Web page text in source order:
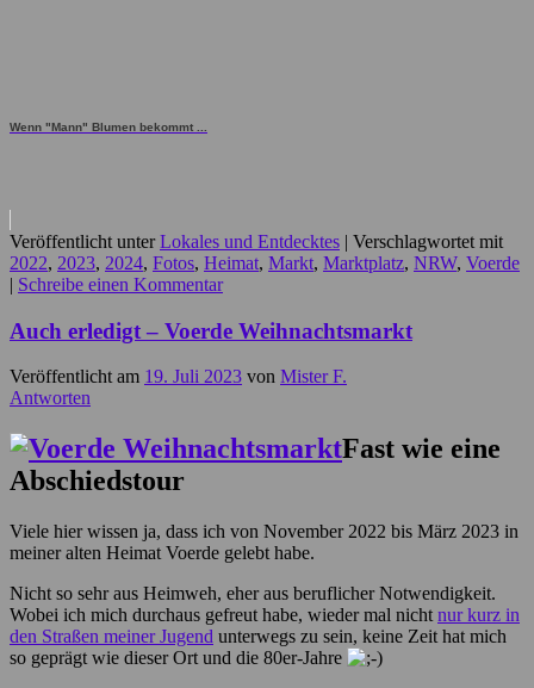
Wenn "Mann" Blumen bekommt ...
Veröffentlicht unter Lokales und Entdecktes | Verschlagwortet mit
2022, 2023, 2024, Fotos, Heimat, Markt, Marktplatz, NRW, Voerde
| Schreibe einen Kommentar
Auch erledigt – Voerde Weihnachtsmarkt
Veröffentlicht am 19. Juli 2023 von Mister F.
Antworten
Fast wie eine
Abschiedstour
Viele hier wissen ja, dass ich von November 2022 bis März 2023 in
meiner alten Heimat Voerde gelebt habe.
Nicht so sehr aus Heimweh, eher aus beruflicher Notwendigkeit.
Wobei ich mich durchaus gefreut habe, wieder mal nicht nur kurz in
den Straßen meiner Jugend unterwegs zu sein, keine Zeit hat mich
so geprägt wie dieser Ort und die 80er-Jahre